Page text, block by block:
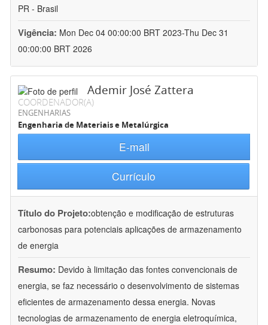
PR - Brasil
Vigência: Mon Dec 04 00:00:00 BRT 2023-Thu Dec 31
00:00:00 BRT 2026
Ademir José Zattera
COORDENADOR(A)
ENGENHARIAS
Engenharia de Materiais e Metalúrgica
E-mail
Currículo
Título do Projeto:obtenção e modificação de estruturas
carbonosas para potenciais aplicações de armazenamento
de energia
Resumo: Devido à limitação das fontes convencionais de
energia, se faz necessário o desenvolvimento de sistemas
eficientes de armazenamento dessa energia. Novas
tecnologias de armazenamento de energia eletroquímica,